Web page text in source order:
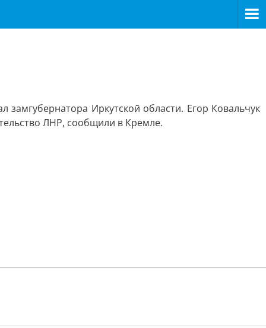
Иркутской области. Егор Ковальчук
ЛНР, сообщили в Кремле.